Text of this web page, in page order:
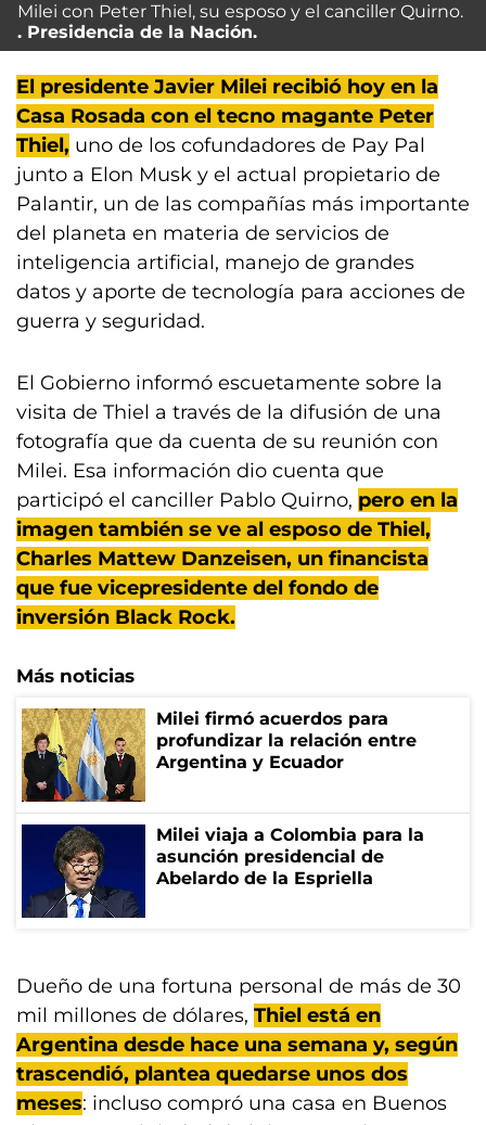
Milei con Peter Thiel, su esposo y el canciller Quirno.
Presidencia de la Nación.
El presidente Javier Milei recibió hoy en la
Casa Rosada con el tecno magante Peter
Thiel, uno de los cofundadores de Pay Pal
junto a Elon Musk y el actual propietario de
Palantir, un de las compañías más importante
del planeta en materia de servicios de
inteligencia artificial, manejo de grandes
datos y aporte de tecnología para acciones de
guerra y seguridad.
El Gobierno informó escuetamente sobre la
visita de Thiel a través de la difusión de una
fotografía que da cuenta de su reunión con
Milei. Esa información dio cuenta que
participó el canciller Pablo Quirno, pero en la
imagen también se ve al esposo de Thiel,
Charles Mattew Danzeisen, un financista
que fue vicepresidente del fondo de
inversión Black Rock.
Más noticias
Milei firmó acuerdos para
profundizar la relación entre
Argentina y Ecuador
Milei viaja a Colombia para la
asunción presidencial de
Abelardo de la Espriella
Dueño de una fortuna personal de más de 30
mil millones de dólares, Thiel está en
Argentina desde hace una semana y, según
trascendió, plantea quedarse unos dos
meses: incluso compró una casa en Buenos